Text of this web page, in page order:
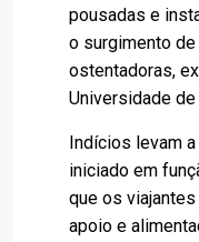
pousadas e
o surgimento
ostentadoras,
Universidade de
Indícios levam
iniciado em
que os
apoio e